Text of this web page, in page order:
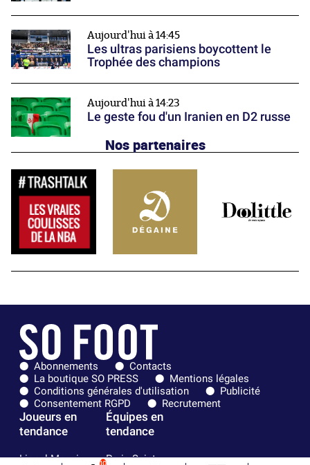
Aujourd'hui à 14:45
Les ultras parisiens boycottent le
Trophée des champions
Aujourd'hui à 14:23
Le geste fou d'un Iranien en D2 russe
Nos partenaires
Abonnements
Contacts
La boutique SO PRESS
Mentions légales
Conditions générales d'utilisation
Publicité
Consentement RGPD
Recrutement
Joueurs en
tendance
Lionel Messi
Équipes en
tendance
Paris Saint-